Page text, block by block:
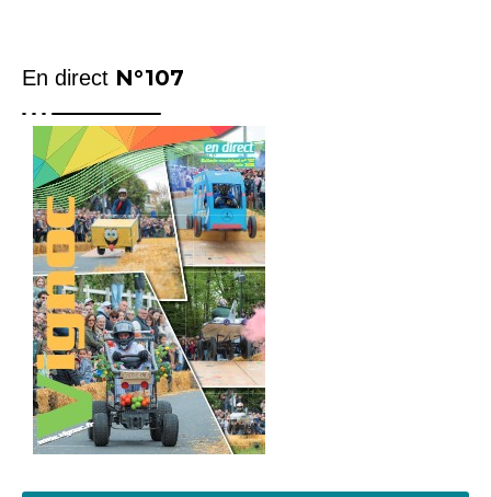
En direct N°107